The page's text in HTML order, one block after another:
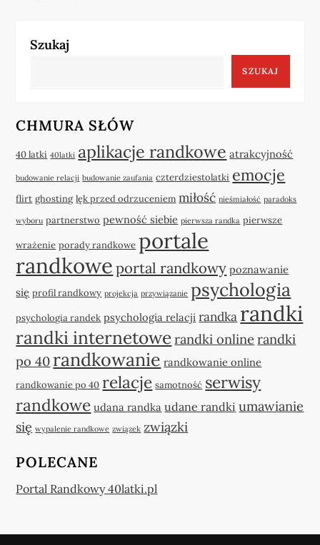
Szukaj
SZUKAJ
CHMURA SŁÓW
40 latki 40latki aplikacje randkowe atrakcyjność
budowanie relacji budowanie zaufania czterdziestolatki emocje
flirt ghosting lęk przed odrzuceniem miłość nieśmiałość paradoks
wyboru partnerstwo pewność siebie pierwsza randka pierwsze
wrażenie porady randkowe portale
randkowe portal randkowy poznawanie
się profil randkowy projekcja przywiązanie psychologia
psychologia randek psychologia relacji randka randki
randki internetowe randki online randki
po 40 randkowanie randkowanie online
randkowanie po 40 relacje samotność serwisy
randkowe udana randka udane randki umawianie
się wypalenie randkowe związek związki
POLECANE
Portal Randkowy 40latki.pl